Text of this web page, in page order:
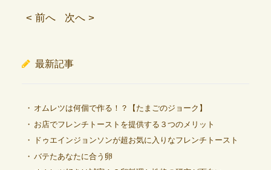
< 前へ 次へ >
最新記事
オムレツは何個で作る！？【たまごのジョーク】
お店でフレンチトーストを提供する３つのメリット
ドゥエインジョンソンが超お気に入りなフレンチトースト
バテたあなたに合う卵